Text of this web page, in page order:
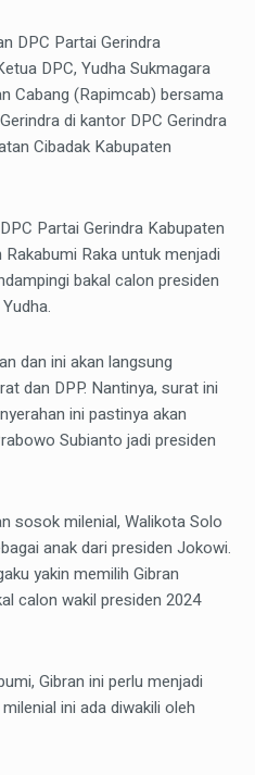
DPC Partai Gerindra
DPC, Yudha Sukmagara
Cabang (Rapimcab) bersama
di kantor DPC Gerindra
Cibadak Kabupaten
Partai Gerindra Kabupaten
Raka untuk menjadi
bakal calon presiden
dan ini akan langsung
dan DPP. Nantinya, surat ini
ini pastinya akan
Subianto jadi presiden
sosok milenial, Walikota Solo
anak dari presiden Jokowi.
yakin memilih Gibran
calon wakil presiden 2024
Gibran ini perlu menjadi
ini ada diwakili oleh